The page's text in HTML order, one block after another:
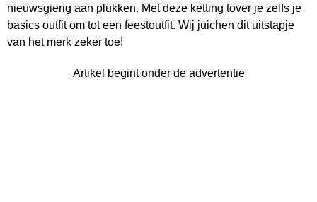
nieuwsgierig aan plukken. Met deze ketting tover je zelfs je
basics outfit om tot een feestoutfit. Wij juichen dit uitstapje
van het merk zeker toe!
Artikel begint onder de advertentie